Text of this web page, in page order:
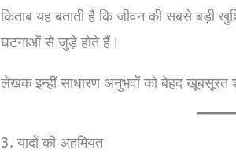
किताब यह बताती है कि जीवन की सबसे बड़ी
घटनाओं से जुड़े होते हैं।
लेखक इन्हीं साधारण अनुभवों को बेहद खूबसूरत
3. यादों की अहमियत